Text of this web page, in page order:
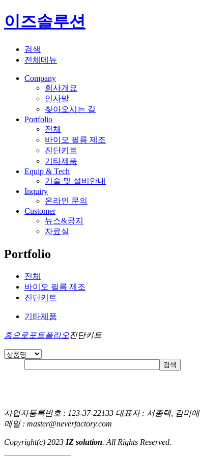
이즈솔루션
검색
전체메뉴
Company
회사개요
인사말
찾아오시는 길
Portfolio
전체
바이오 필름 제조
진단키트
기타제품
Equip & Tech
기술 및 설비안내
Inquiry
온라인 문의
Customer
뉴스&공지
자료실
Portfolio
전체
바이오 필름 제조
진단키트
기타제품
홈으로포트폴리오진단키트
사업자등록번호 : 123-37-22133 대표자 : 서종택, 김미애
메일 : master@neverfactory.com
Copyright(c) 2023 IZ solution. All Rights Reserved.